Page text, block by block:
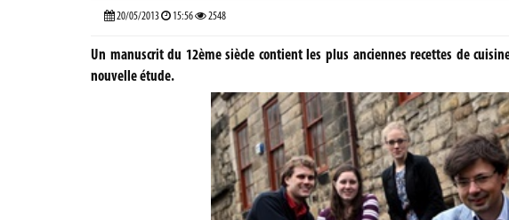
20/05/2013 15:56 2548
Un manuscrit du 12ème siècle contient les plus anciennes recettes de
nouvelle étude.